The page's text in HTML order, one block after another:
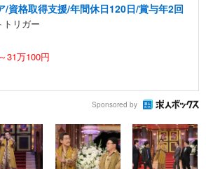
/資格取得支援/年間休日120日/賞与年2回
トリガー
31万100円
Sponsored by